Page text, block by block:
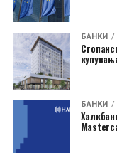
БАНКИ
БАНКИ